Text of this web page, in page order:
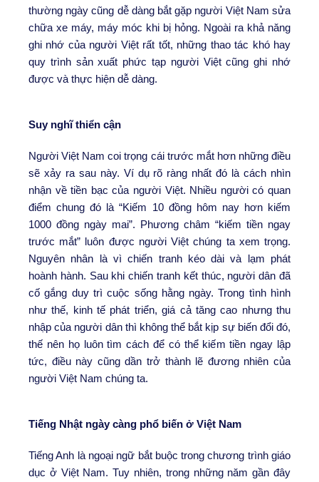
thường ngày cũng dễ dàng bắt gặp người Việt Nam sửa
chữa xe máy, máy móc khi bị hỏng. Ngoài ra khả năng
ghi nhớ của người Việt rất tốt, những thao tác khó hay
quy trình sản xuất phức tạp người Việt cũng ghi nhớ
được và thực hiện dễ dàng.
Suy nghĩ thiển cận
Người Việt Nam coi trọng cái trước mắt hơn những điều
sẽ xảy ra sau này. Ví dụ rõ ràng nhất đó là cách nhìn
nhận về tiền bạc của người Việt. Nhiều người có quan
điểm chung đó là “Kiếm 10 đồng hôm nay hơn kiếm
1000 đồng ngày mai”. Phương châm “kiếm tiền ngay
trước mắt” luôn được người Việt chúng ta xem trọng.
Nguyên nhân là vì chiến tranh kéo dài và lạm phát
hoành hành. Sau khi chiến tranh kết thúc, người dân đã
cố gắng duy trì cuộc sống hằng ngày. Trong tình hình
như thế, kinh tế phát triển, giá cả tăng cao nhưng thu
nhập của người dân thì không thể bắt kịp sự biến đổi đó,
thế nên họ luôn tìm cách để có thể kiếm tiền ngay lập
tức, điều này cũng dần trở thành lẽ đương nhiên của
người Việt Nam chúng ta.
Tiếng Nhật ngày càng phổ biến ở Việt Nam
Tiếng Anh là ngoại ngữ bắt buộc trong chương trình giáo
dục ở Việt Nam. Tuy nhiên, trong những năm gần đây